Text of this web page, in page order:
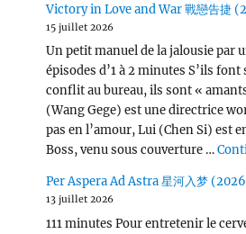
Victory in Love and War 戰戀告捷
15 juillet 2026
Un petit manuel de la jalousie par
épisodes d’1 à 2 minutes S’ils
conflit au bureau, ils sont «
(Wang Gege) est une directrice
pas en l’amour, Lui (Chen Si) est
Boss, venu sous couverture …
Per Aspera Ad Astra 星河入梦
13 juillet 2026
111 minutes Pour entretenir le